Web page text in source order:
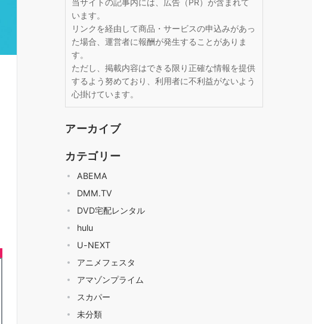
当サイトの記事内には、広告（PR）が含まれて
います。
リンクを経由して商品・サービスの申込みがあっ
た場合、運営者に報酬が発生することがありま
す。
ただし、掲載内容はできる限り正確な情報を提供
するよう努めており、利用者に不利益がないよう
心掛けています。
アーカイブ
カテゴリー
ABEMA
DMM.TV
DVD宅配レンタル
hulu
U-NEXT
アニメフェスタ
アマゾンプライム
スカパー
未分類